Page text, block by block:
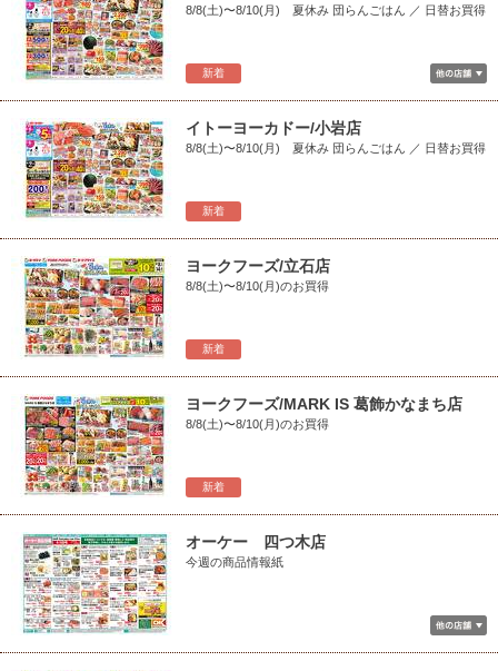
新着
8/8(土)〜8/10(月) 夏休み 団らんごはん ／ 日替お買得
新着
イトーヨーカドー/小岩店
8/8(土)〜8/10(月) 夏休み 団らんごはん ／ 日替お買得
新着
ヨークフーズ/立石店
8/8(土)〜8/10(月)のお買得
新着
ヨークフーズ/MARK IS 葛飾かなまち店
8/8(土)〜8/10(月)のお買得
オーケー 四つ木店
今週の商品情報紙